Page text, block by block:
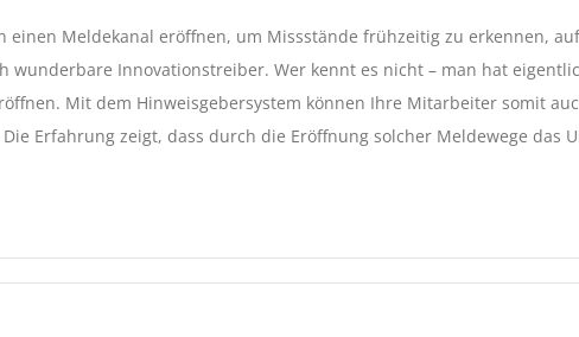
Meldekanal eröffnen, um Missstände frühzeitig zu erkennen,
wunderbare Innovationstreiber. Wer kennt es nicht – man hat
Mit dem Hinweisgebersystem können Ihre Mitarbeiter somit
Erfahrung zeigt, dass durch die Eröffnung solcher Meldewege das